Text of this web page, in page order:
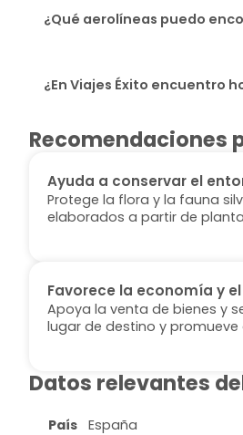
¿Qué aerolíneas puedo
¿En Viajes Éxito encuentro
Recomendaciones
Ayuda a conservar el
Protege la flora y la fauna
elaborados a partir de
Favorece la economía y
Apoya la venta de bienes y
lugar de destino y
Datos relevantes
País España